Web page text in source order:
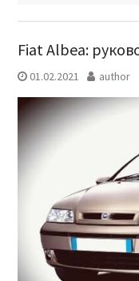
Fiat Albea:
01.02.2021 author